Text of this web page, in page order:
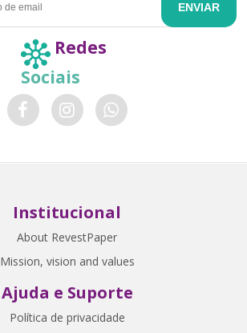
ENVIAR
Redes
Sociais
Institucional
About RevestPaper
Mission, vision and values
Ajuda e Suporte
Política de privacidade